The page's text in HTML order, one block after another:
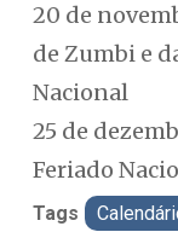
20 de
de Zumbi e
Nacional
25 de
Feriado
Tags